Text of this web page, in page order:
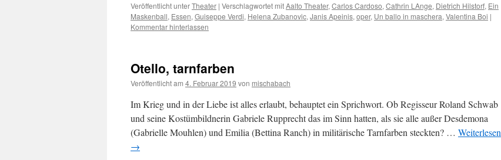
Veröffentlicht unterTheater | Verschlagwortet mitAalto Theater, Carlos Cardoso, Cathrin LAnge, Dietrich Hilstorf, Ein
Maskenball, Essen, Guiseppe Verdi, Helena Zubanovic, Janis Apeinis, oper, Un ballo in maschera, Valentina Boi |
Kommentar hinterlassen
Otello, tarnfarben
Veröffentlicht am 4. Februar 2019 von mischabach
Im Krieg und in der Liebe ist alles erlaubt, behauptet ein Sprichwort. Ob Regisseur Roland Schwab
und seine Kostümbildnerin Gabriele Rupprecht das im Sinn hatten, als sie alle außer Desdemona
(Gabrielle Mouhlen) und Emilia (Bettina Ranch) in militärische Tarnfarben steckten? … Weiterlesen
→